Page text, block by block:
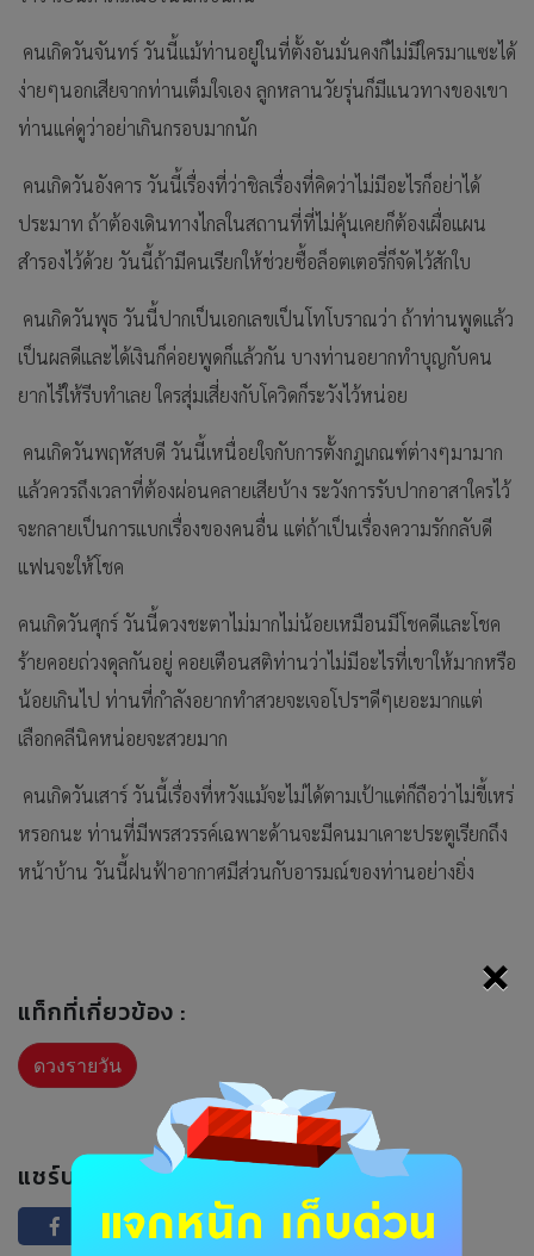
×
คนเกิดวันจันทร์ วันนี้แม้ท่านอยู่ในที่ตั้งอันมั่นคงก็ไม่มีใครมาแซะได้
ง่ายๆนอกเสียจากท่านเต็มใจเอง ลูกหลานวัยรุ่นก็มีแนวทางของเขา
ท่านแค่ดูว่าอย่าเกินกรอบมากนัก
คนเกิดวันอังคาร วันนี้เรื่องที่ว่าชิลเรื่องที่คิดว่าไม่มีอะไรก็อย่าได้
ประมาท ถ้าต้องเดินทางไกลในสถานที่ที่ไม่คุ้นเคยก็ต้องเผื่อแผน
สำรองไว้ด้วย วันนี้ถ้ามีคนเรียกให้ช่วยซื้อล็อตเตอรี่ก็จัดไว้สักใบ
คนเกิดวันพุธ วันนี้ปากเป็นเอกเลขเป็นโทโบราณว่า ถ้าท่านพูดแล้ว
เป็นผลดีและได้เงินก็ค่อยพูดก็แล้วกัน บางท่านอยากทำบุญกับคน
ยากไร้ให้รีบทำเลย ใครสุ่มเสี่ยงกับโควิดก็ระวังไว้หน่อย
คนเกิดวันพฤหัสบดี วันนี้เหนื่อยใจกับการตั้งกฎเกณฑ์ต่างๆมามาก
แล้วควรถึงเวลาที่ต้องผ่อนคลายเสียบ้าง ระวังการรับปากอาสาใครไว้
จะกลายเป็นการแบกเรื่องของคนอื่น แต่ถ้าเป็นเรื่องความรักกลับดี
แฟนจะให้โชค
คนเกิดวันศุกร์ วันนี้ดวงชะตาไม่มากไม่น้อยเหมือนมีโชคดีและโชค
ร้ายคอยถ่วงดุลกันอยู่ คอยเตือนสติท่านว่าไม่มีอะไรที่เขาให้มากหรือ
น้อยเกินไป ท่านที่กำลังอยากทำสวยจะเจอโปรฯดีๆเยอะมากแต่
เลือกคลีนิคหน่อยจะสวยมาก
คนเกิดวันเสาร์ วันนี้เรื่องที่หวังแม้จะไม่ได้ตามเป้าแต่ก็ถือว่าไม่ขี้เหร่
หรอกนะ ท่านที่มีพรสวรรค์เฉพาะด้านจะมีคนมาเคาะประตูเรียกถึง
หน้าบ้าน วันนี้ฝนฟ้าอากาศมีส่วนกับอารมณ์ของท่านอย่างยิ่ง
แท็กที่เกี่ยวข้อง :
ดวงรายวัน
แชร์บทความนี้ :